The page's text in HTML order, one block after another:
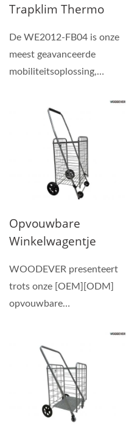
Trapklim Thermo
De WE2012-FB04 is onze
meest geavanceerde
mobiliteitsoplossing,
Opvouwbare
Winkelwagentje
OEM/ODM Vietnam
Fabrikant Voor
Massaproductie
WOODEVER presenteert
trots onze [OEM][ODM]
opvouwbare
beschikbaar in drie maten...